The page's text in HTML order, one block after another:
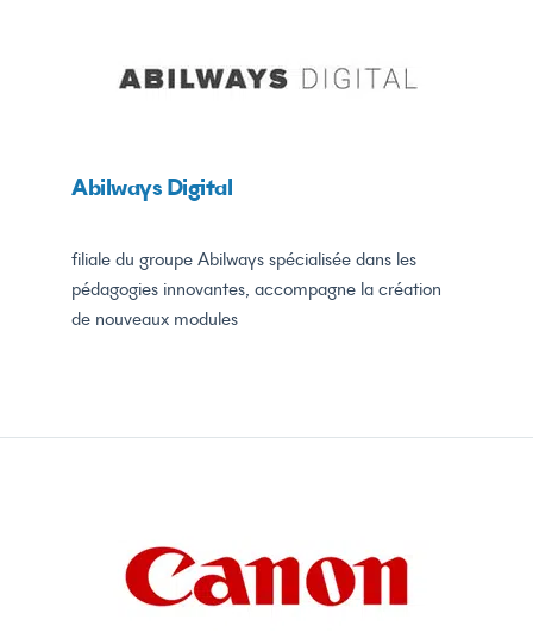
Abilways Digital
filiale du groupe Abilways spécialisée dans les
pédagogies innovantes, accompagne la création
de nouveaux modules